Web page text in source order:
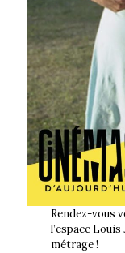
Rendez-vous
l’espace
métrage !